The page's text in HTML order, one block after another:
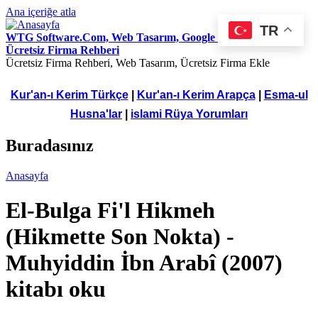
Ana içeriğe atla
WTG Software.Com, Web Tasarım, Google Seo Hizmetleri,
Ücretsiz Firma Rehberi
Ücretsiz Firma Rehberi, Web Tasarım, Ücretsiz Firma Ekle
Kur'an-ı Kerim Türkçe| Kur'an-ı Kerim Arapça|
Esma-ul
Husna'lar
islami Rüya Yorumları
Buradasınız
Anasayfa
El-Bulga Fi'l Hikmeh
(Hikmette Son Nokta) -
Muhyiddin İbn Arabî (2007)
kitabı oku
TR